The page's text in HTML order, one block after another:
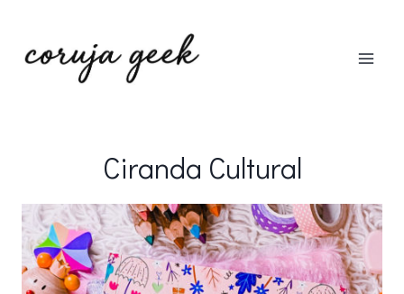
Ciranda Cultural